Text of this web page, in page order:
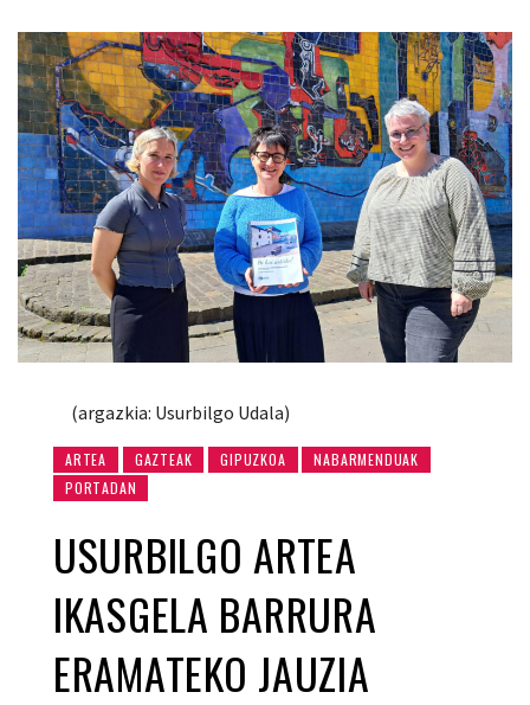
(argazkia: Usurbilgo Udala)
ARTEA GAZTEAK GIPUZKOA
NABARMENDUAK
PORTADAN
USURBILGO ARTEA
IKASGELA BARRURA
ERAMATEKO JAUZIA